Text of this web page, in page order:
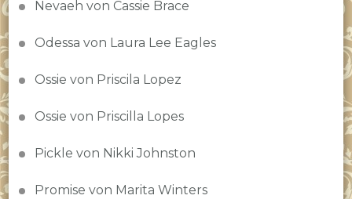
Nevaeh von Cassie Brace
Odessa von Laura Lee Eagles
Ossie von Priscila Lopez
Ossie von Priscilla Lopes
Pickle von Nikki Johnston
Promise von Marita Winters